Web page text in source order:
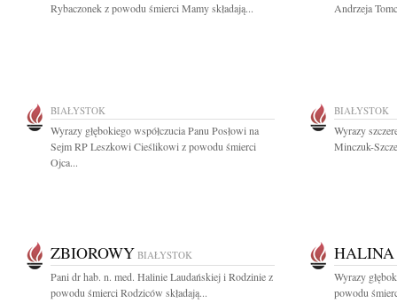
Rybaczonek z powodu śmierci Mamy składają...
Andrzeja
BIAŁYSTOK
Wyrazy głębokiego współczucia Panu Posłowi na
Sejm RP Leszkowi Cieślikowi z powodu śmierci
Ojca...
BIAŁYSTOK
Wyrazy
Minczuk-
ZBIOROWY BIAŁYSTOK
Pani dr hab. n. med. Halinie Laudańskiej i Rodzinie z
powodu śmierci Rodziców składają...
HALINA
Wyrazy
powodu